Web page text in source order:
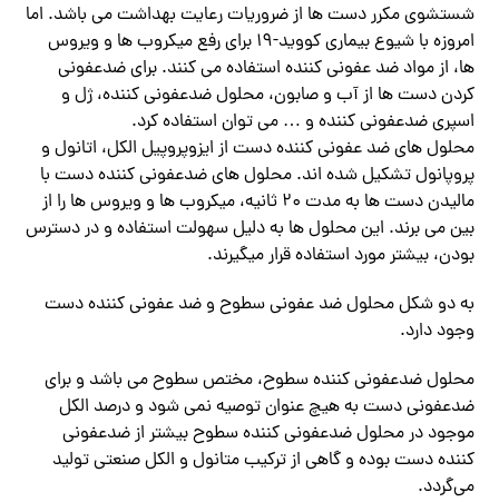
شستشوی مکرر دست ها از ضروریات رعایت بهداشت می باشد. اما
امروزه با شیوع بیماری کووید-۱۹ برای رفع میکروب ها و ویروس
ها، از مواد ضد عفونی کننده استفاده می کنند. برای ضدعفونی
کردن دست ها از آب و صابون، محلول ضدعفونی کننده، ژل و
اسپری ضدعفونی کننده و … می توان استفاده کرد.
محلول های ضد عفونی کننده دست از ایزوپروپیل الکل، اتانول و
پروپانول تشکیل شده اند. محلول های ضدعفونی کننده دست با
مالیدن دست ها به مدت ۲۰ ثانیه، میکروب ها و ویروس ها را از
بین می برند. این محلول ها به دلیل سهولت استفاده و در دسترس
بودن، بیشتر مورد استفاده قرار میگیرند.
به دو شکل محلول ضد عفونی سطوح و ضد عفونی کننده دست
وجود دارد.
محلول ضدعفونی کننده سطوح، مختص سطوح می باشد و برای
ضدعفونی دست به هیچ عنوان توصیه نمی شود و درصد الکل
موجود در محلول ضدعفونی کننده سطوح بیشتر از ضدعفونی
کننده دست بوده و گاهی از ترکیب متانول و الکل صنعتی تولید
می‌گردد.